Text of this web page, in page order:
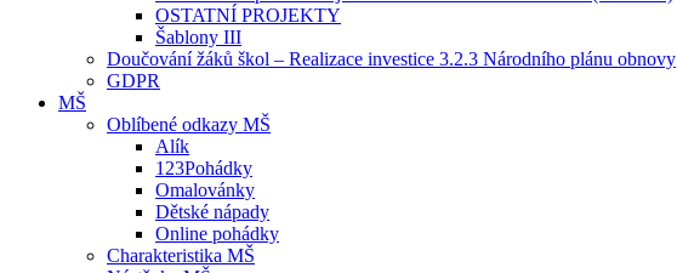
OSTATNÍ PROJEKTY
Šablony III
Doučování žáků škol – Realizace investice 3.2.3 Národního plánu obnovy
GDPR
MŠ
Oblíbené odkazy MŠ
Alík
123Pohádky
Omalovánky
Dětské nápady
Online pohádky
Charakteristika MŠ